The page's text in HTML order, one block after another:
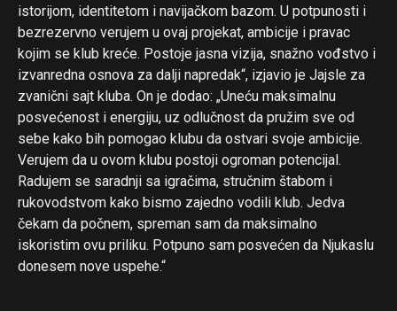
istorijom, identitetom i navijačkom bazom. U potpunosti i
bezrezervno verujem u ovaj projekat, ambicije i pravac
kojim se klub kreće. Postoje jasna vizija, snažno vođstvo i
izvanredna osnova za dalji napredak“, izjavio je Jajsle za
zvanični sajt kluba. On je dodao: „Uneću maksimalnu
posvećenost i energiju, uz odlučnost da pružim sve od
sebe kako bih pomogao klubu da ostvari svoje ambicije.
Verujem da u ovom klubu postoji ogroman potencijal.
Radujem se saradnji sa igračima, stručnim štabom i
rukovodstvom kako bismo zajedno vodili klub. Jedva
čekam da počnem, spreman sam da maksimalno
iskoristim ovu priliku. Potpuno sam posvećen da Njukaslu
donesem nove uspehe.“